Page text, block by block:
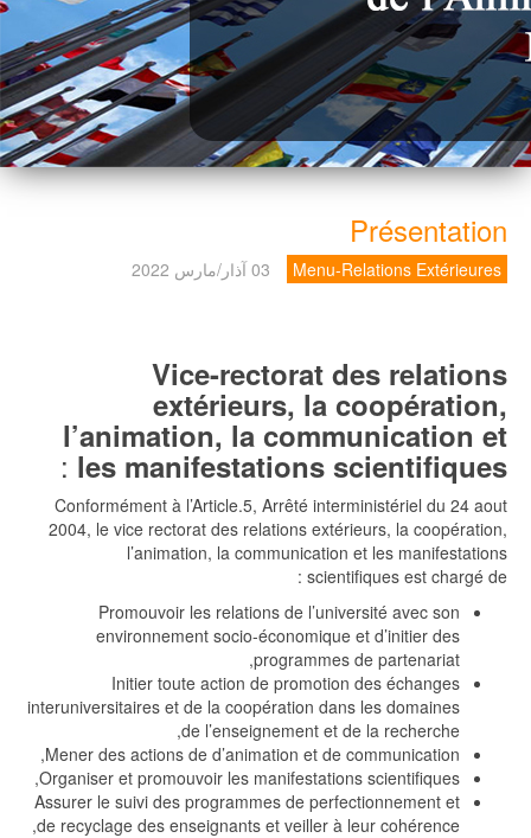
Présentation
Menu-Relations Extérieures 03 آذار/مارس 2022
Vice-rectorat des relations
extérieurs, la coopération,
l’animation, la communication et
les manifestations scientifiques
:
Conformément à l’Article.5, Arrêté interministériel du 24 aout
2004, le vice rectorat des relations extérieurs, la coopération,
l’animation, la communication et les manifestations
scientifiques est chargé de :
Promouvoir les relations de l’université avec son
environnement socio-économique et d’initier des
programmes de partenariat,
Initier toute action de promotion des échanges
interuniversitaires et de la coopération dans les domaines
de l’enseignement et de la recherche,
Mener des actions de d’animation et de communication,
Organiser et promouvoir les manifestations scientifiques,
Assurer le suivi des programmes de perfectionnement et
de recyclage des enseignants et veiller à leur cohérence,